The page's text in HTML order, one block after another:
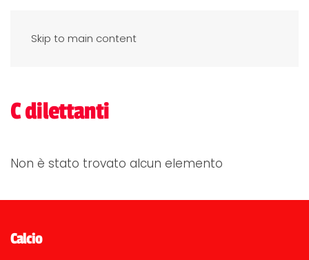
Skip to main content
C dilettanti
Non è stato trovato alcun elemento
Calcio